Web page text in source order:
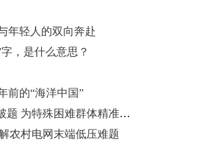
年轻人的双向奔赴
，是什么意思？
前的“海洋中国”
烟台市民政局以“一事一议”破题 为特殊困难群体精准兜底
农村电网末端低压难题